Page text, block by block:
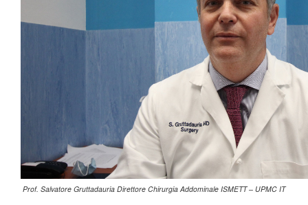
Prof. Salvatore Gruttadauria Direttore Chirurgia Addominale ISMETT – UPMC IT